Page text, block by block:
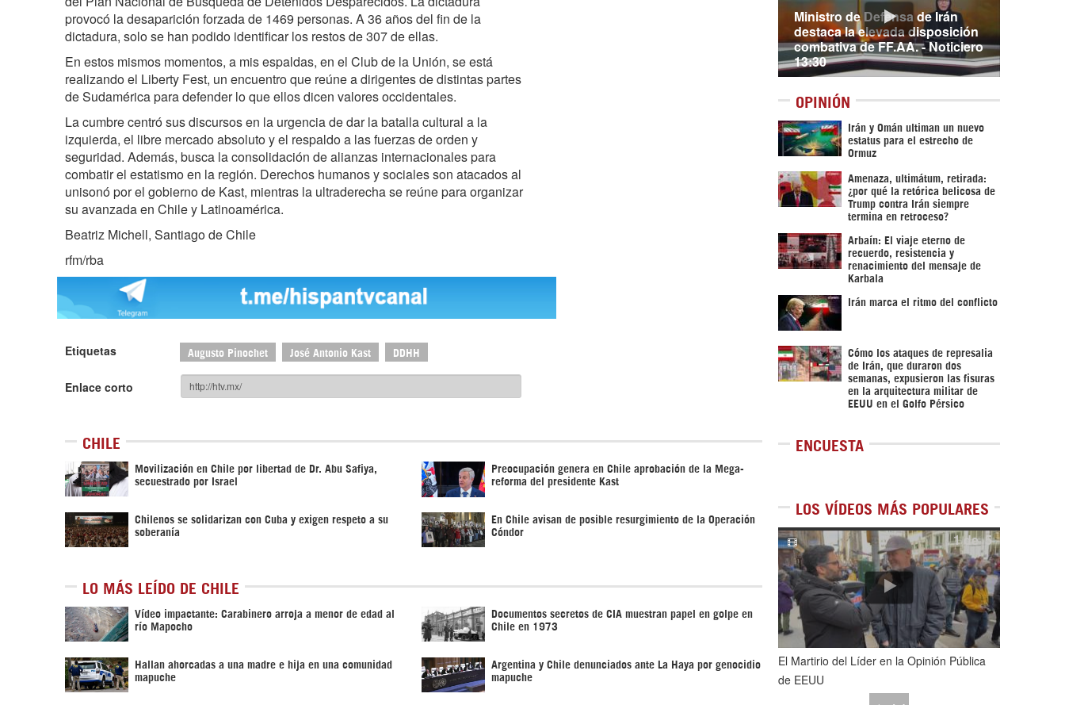
provocó la desaparición forzada de 1469 personas. A 36 años del fin de la
dictadura, solo se han podido identificar los restos de 307 de ellas.
En estos mismos momentos, a mis espaldas, en el Club de la Unión, se está
realizando el Liberty Fest, un encuentro que reúne a dirigentes de distintas partes
de Sudamérica para defender lo que ellos dicen valores occidentales.
La cumbre centró sus discursos en la urgencia de dar la batalla cultural a la
izquierda, el libre mercado absoluto y el respaldo a las fuerzas de orden y
seguridad. Además, busca la consolidación de alianzas internacionales para
combatir el estatismo en la región. Derechos humanos y sociales son atacados al
unisonó por el gobierno de Kast, mientras la ultraderecha se reúne para organizar
su avanzada en Chile y Latinoamérica.
Beatriz Michell, Santiago de Chile
rfm/rba
Etiquetas Augusto Pinochet José Antonio Kast DDHH
Enlace corto
CHILE
Movilización en Chile por libertad de Dr. Abu Safiya,
secuestrado por Israel
Preocupación genera en Chile aprobación de la Mega-
reforma del presidente Kast
Chilenos se solidarizan con Cuba y exigen respeto a su
soberanía
En Chile avisan de posible resurgimiento de la Operación
Cóndor
LO MÁS LEÍDO DE CHILE
Vídeo impactante: Carabinero arroja a menor de edad al
río Mapocho
Documentos secretos de CIA muestran papel en golpe en
Chile en 1973
Hallan ahorcadas a una madre e hija en una comunidad
mapuche
Argentina y Chile denunciados ante La Haya por genocidio
mapuche
Ministro de Defensa de Irán
destaca la elevada disposición
combativa de FF.AA. - Noticiero
13:30
OPINIÓN
Irán y Omán ultiman un nuevo
estatus para el estrecho de
Ormuz
Amenaza, ultimátum, retirada:
¿por qué la retórica belicosa de
Trump contra Irán siempre
termina en retroceso?
Arbaín: El viaje eterno de
recuerdo, resistencia y
renacimiento del mensaje de
Karbala
Irán marca el ritmo del conflicto
Cómo los ataques de represalia
de Irán, que duraron dos
semanas, expusieron las fisuras
en la arquitectura militar de
EEUU en el Golfo Pérsico
ENCUESTA
LOS VÍDEOS MÁS POPULARES
1de5
El Martirio del Líder en la Opinión Pública
de EEUU